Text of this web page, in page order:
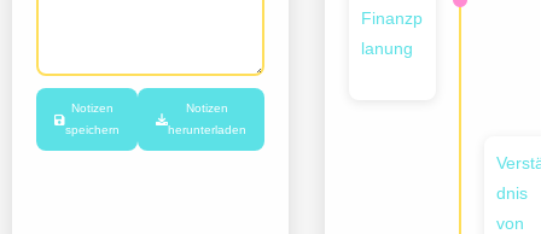
Notizen
speichern
Notizen
herunterladen
Finanzp
lanung
dnis
von